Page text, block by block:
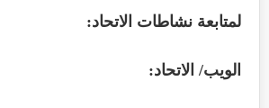
لمتابعة نشاطات الاتحاد:
الويب/ الاتحاد: